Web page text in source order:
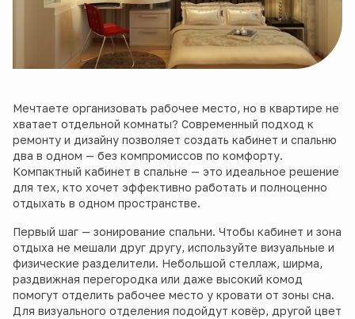
Мечтаете организовать рабочее место, но в квартире не
хватает отдельной комнаты? Современный подход к
ремонту и дизайну позволяет создать кабинет и спальню
два в одном — без компромиссов по комфорту.
Компактный кабинет в спальне — это идеальное решение
для тех, кто хочет эффективно работать и полноценно
отдыхать в одном пространстве.
Первый шаг — зонирование спальни. Чтобы кабинет и зона
отдыха не мешали друг другу, используйте визуальные и
физические разделители. Небольшой стеллаж, ширма,
раздвижная перегородка или даже высокий комод
помогут отделить рабочее место у кровати от зоны сна.
Для визуального отделения подойдут ковёр, другой цвет